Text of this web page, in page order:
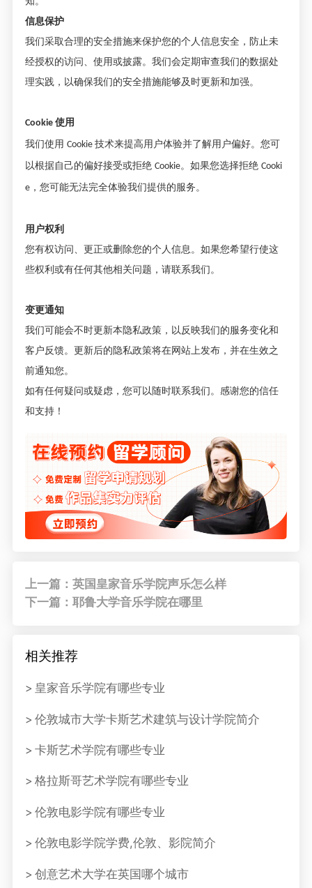
信息保护
我们采取合理的安全措施来保护您的个人信息安全，防止未
经授权的访问、使用或披露。我们会定期审查我们的数据处
理实践，以确保我们的安全措施能够及时更新和加强。
Cookie 使用
我们使用 Cookie 技术来提高用户体验并了解用户偏好。您可
以根据自己的偏好接受或拒绝 Cookie。如果您选择拒绝 Cooki
e，您可能无法完全体验我们提供的服务。
用户权利
您有权访问、更正或删除您的个人信息。如果您希望行使这
些权利或有任何其他相关问题，请联系我们。
变更通知
我们可能会不时更新本隐私政策，以反映我们的服务变化和
客户反馈。更新后的隐私政策将在网站上发布，并在生效之
前通知您。
如有任何疑问或疑虑，您可以随时联系我们。感谢您的信任
和支持！
上一篇：英国皇家音乐学院声乐怎么样
下一篇：耶鲁大学音乐学院在哪里
相关推荐
皇家音乐学院有哪些专业
伦敦城市大学卡斯艺术建筑与设计学院简介
卡斯艺术学院有哪些专业
格拉斯哥艺术学院有哪些专业
伦敦电影学院有哪些专业
伦敦电影学院学费,伦敦、影院简介
创意艺术大学在英国哪个城市